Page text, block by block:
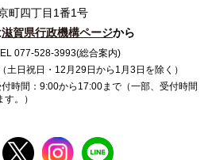
町四丁目1番1号
滋賀県行政機構ページから
077-528-3993(総合案内)
土日祝日・12月29日から1月3日を除く）
時間：9:00から17:00まで（一部、受付時間
。）